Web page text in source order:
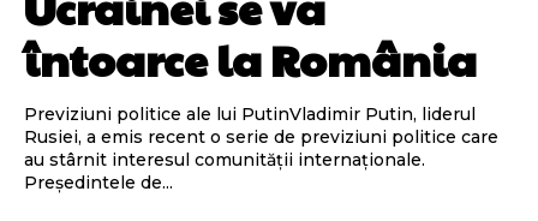
întoarce la România
Previziuni politice ale lui PutinVladimir Putin, liderul
Rusiei, a emis recent o serie de previziuni politice care
au stârnit interesul comunității internaționale.
Președintele de...